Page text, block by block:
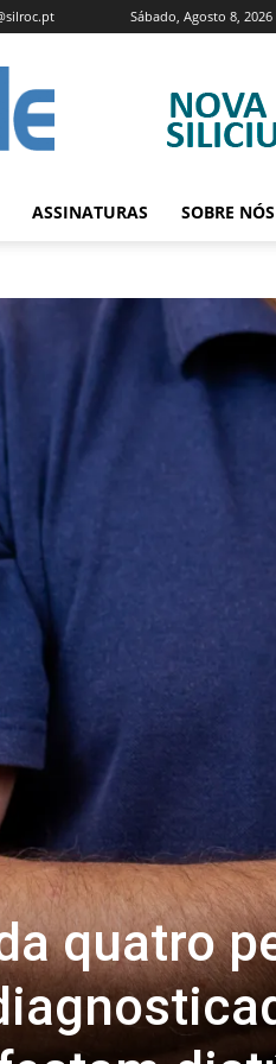
Sábado, Agosto 8, 2026
ASSINATURAS SOBRE NÓS
quatro